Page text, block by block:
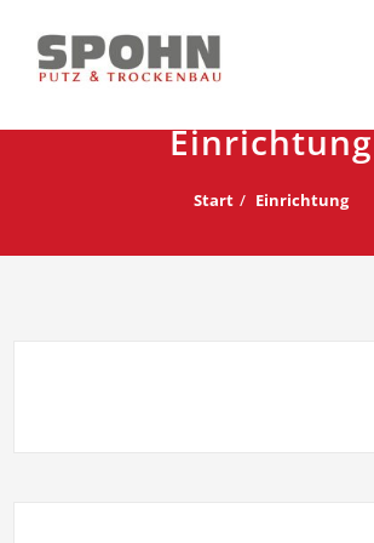
Einrichtung
Start Einrichtung